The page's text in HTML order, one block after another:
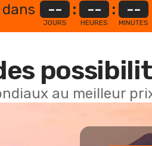
--
JOURS
: --
HEURES
: --
MINUTES
au meilleur